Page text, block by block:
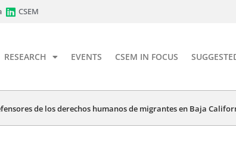
CSEM
RESEARCH EVENTS CSEM IN FOCUS
de los derechos humanos de migrantes en Baja